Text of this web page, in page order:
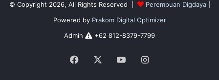
© Copyright 2026, All Rights Reserved | Perempuan Digdaya|
Powered by Prakom Digital Optimizer
Admin
+62 812-8379-7799
Facebook YouTubeInstagram